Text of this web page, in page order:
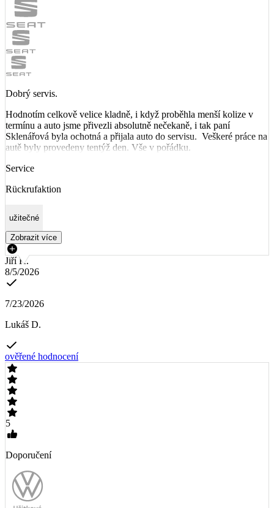
Dobrý servis.
Hodnotím celkově velice kladně, i když proběhla menší kolize v
termínu a auto jsme přivezli absolutně nečekaně, i tak paní
Sklenářová byla ochotná a přijala auto do servisu. Veškeré práce na
autě byly provedeny tentýž den. Vše v pořádku.
Service
Rückrufaktion
užitečné
Zobrazit více
Jiří K.
8/5/2026
7/23/2026
Lukáš D.
ověřené hodnocení
5
Doporučení